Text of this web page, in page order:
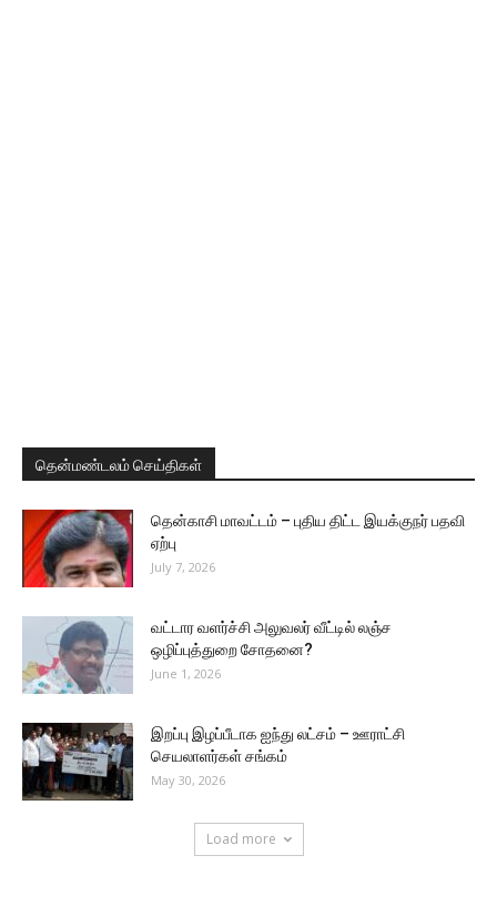
தென்மண்டலம் செய்திகள்
தென்காசி மாவட்டம் – புதிய திட்ட இயக்குநர் பதவி
ஏற்பு
July 7, 2026
வட்டார வளர்ச்சி அலுவலர் வீட்டில் லஞ்ச
ஒழிப்புத்துறை சோதனை?
June 1, 2026
இறப்பு இழப்பீடாக ஐந்து லட்சம் – ஊராட்சி
செயலாளர்கள் சங்கம்
May 30, 2026
Load more